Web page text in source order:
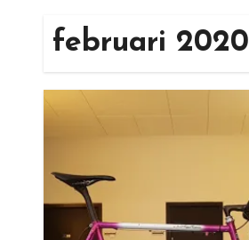
februari 2020